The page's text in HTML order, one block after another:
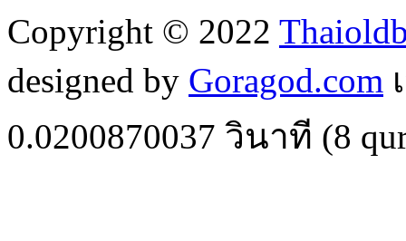
Copyright © 2022
designed by Goragod.com
0.0200870037 วินาที (8